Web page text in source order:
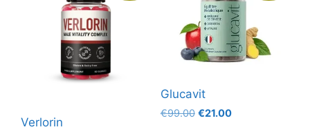
Verlorin
Glucavit
€99.00 Ursprünglicher
€21.00Aktueller